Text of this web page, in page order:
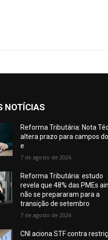
NOTÍCIAS
Reforma Tributária: Nota
altera prazo para campos do
e
7 de agosto de 2026
Reforma Tributária: estudo
revela que 48% das PMEs
não se prepararam para a
transição de setembro
7 de agosto de 2026
CNI aciona STF contra